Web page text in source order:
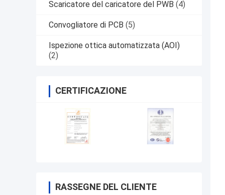
Scaricatore del caricatore del PWB (4)
Convogliatore di PCB (5)
Ispezione ottica automatizzata (AOI)
(2)
CERTIFICAZIONE
RASSEGNE DEL CLIENTE